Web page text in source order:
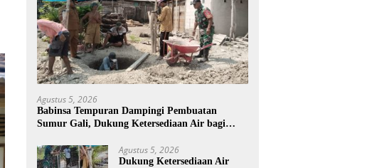
Agustus 5, 2026
Babinsa Tempuran Dampingi Pembuatan
Sumur Gali, Dukung Ketersediaan Air bagi
Agustus 5, 2026
Dukung Ketersediaan Air